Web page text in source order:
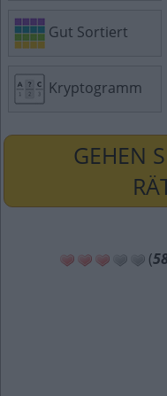
Gut Sortiert
Kryptogramm
GEHEN
(